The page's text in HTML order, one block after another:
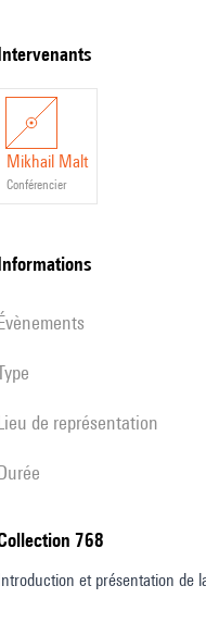
intervenants
Mikhail Malt
conférencier
informations
évènements
Type
Lieu de représentation
durée
Collection 768
et présentation de